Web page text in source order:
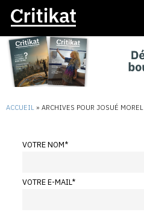
ACCUEIL » ARCHIVES POUR JOSUÉ MOREL
VOTRE NOM*
VOTRE E-MAIL*